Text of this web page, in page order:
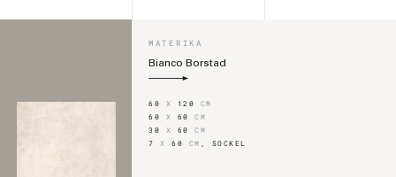
MATERIKA
Bianco Borstad
60 X 120 CM
60 X 60CM
30 X 60CM
7X 60 CM SOCKEL